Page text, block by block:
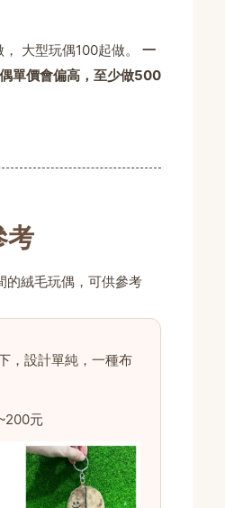
大型玩偶100起做。 一
單價會偏高，至少做500
考
的絨毛玩偶，可供參考
，設計單純，一種布
元